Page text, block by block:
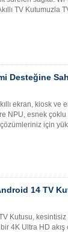
TV Kutumuzla
Desteğine
ekran, kiosk ve
NPU, esnek
için
14 TV
Kutusu, kesintisiz
4K Ultra HD akış